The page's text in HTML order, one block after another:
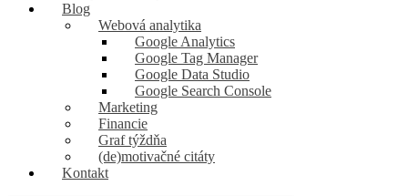
Blog
Webová analytika
Google Analytics
Google Tag Manager
Google Data Studio
Google Search Console
Marketing
Financie
Graf týždňa
(de)motivačné citáty
Kontakt